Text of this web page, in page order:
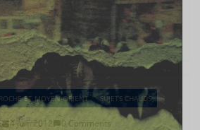
ET MOYEN-ORIENT SUJETS CHAUDS
4 juin 2012 0 Comments